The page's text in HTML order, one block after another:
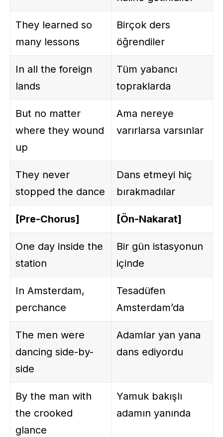
They learned so
many lessons
Birçok ders
öğrendiler
In all the foreign
lands
Tüm yabancı
topraklarda
But no matter
where they wound
up
Ama nereye
varırlarsa varsınlar
They never
stopped the dance
Dans etmeyi hiç
bırakmadılar
[Pre-Chorus] [Ön-Nakarat]
One day inside the
station
Bir gün istasyonun
içinde
In Amsterdam,
perchance
Tesadüfen
Amsterdam’da
The men were
dancing side-by-
side
Adamlar yan yana
dans ediyordu
By the man with
the crooked
glance
Yamuk bakışlı
adamın yanında